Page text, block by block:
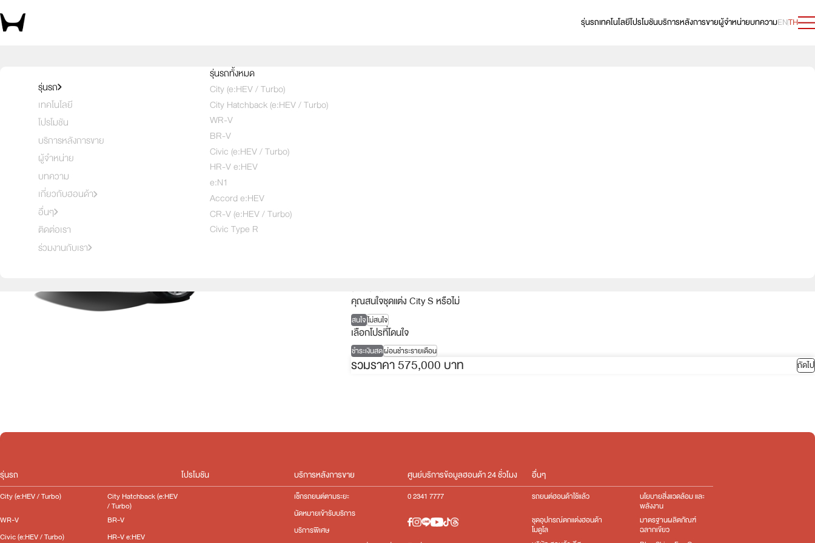
รุ่นรถเทคโนโลยีโปรโมชันบริการหลังการขายผู้จำหน่ายบทความENTH
รุ่นรถ
เทคโนโลยี
โปรโมชัน
บริการหลังการขาย
ผู้จำหน่าย
บทความ
เกี่ยวกับฮอนด้า
อื่นๆ
ติดต่อเรา
ร่วมงานกับเรา
รุ่นรถทั้งหมด
City (e:HEV / Turbo)
City Hatchback (e:HEV / Turbo)
WR-V
BR-V
Civic (e:HEV / Turbo)
HR-V e:HEV
e:N1
Accord e:HEV
CR-V (e:HEV / Turbo)
Civic Type R
บอกสิ่งที่สนใจ เพื่อรับโปรตรงใจคุณ
สีดำ เบาะผ้า
คุณสนใจชุดแต่ง City S หรือไม่
สนใจไม่สนใจ
เลือกโปรที่โดนใจ
ชำระเงินสดผ่อนชำระรายเดือน
รวมราคา 575,000 บาท ถัดไป
รุ่นรถ
City (e:HEV / Turbo) City Hatchback (e:HEV
/ Turbo)
WR-V
BR-V
Civic (e:HEV / Turbo)
HR-V e:HEV
โปรโมชัน บริการหลังการขาย
เช็กรถยนต์ตามระยะ
นัดหมายเข้ารับบริการ
บริการพิเศษ
ศูนย์บริการข้อมูลฮอนด้า 24 ชั่วโมง
0 2341 7777
อื่นๆ
รถยนต์ฮอนด้าใช้แล้ว นโยบายสิ่งแวดล้อม และ
พลังงาน
ชุดอุปกรณ์ตกแต่ง​ฮอนด้า
โมดูโล
มาตรฐานผลิตภัณฑ์
ฉลากเขียว